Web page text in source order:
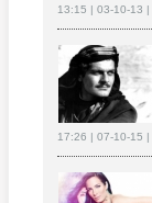
13:15 | 03-10-13 |
17:26 | 07-10-15 |